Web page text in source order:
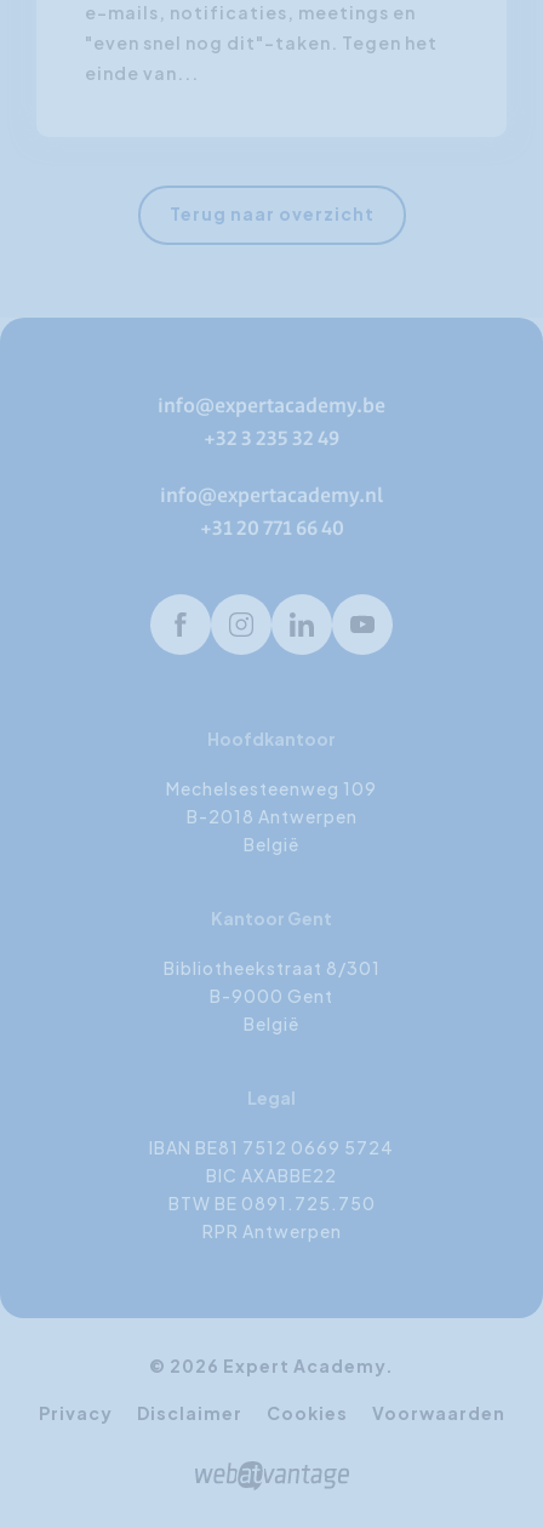
e-mails, notificaties, meetings en
"even snel nog dit"-taken. Tegen het
einde van...
Terug naar overzicht
info@expertacademy.be
+32 3 235 32 49
info@expertacademy.nl
+31 20 771 66 40
FacebookInstagramLinkedInYoutube
Hoofdkantoor
Mechelsesteenweg 109
B-2018 Antwerpen
België
Kantoor Gent
Bibliotheekstraat 8/301
B-9000 Gent
België
Legal
IBAN BE81 7512 0669 5724
BIC AXABBE22
BTW BE 0891.725.750
RPR Antwerpen
© 2026 Expert Academy.
Privacy Disclaimer Cookies Voorwaarden